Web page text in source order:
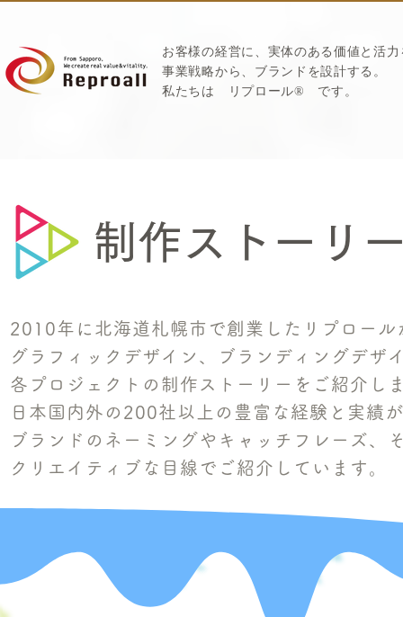
お客様の経営に、実体のある価値と活
​事業戦略から、ブランドを設計する。
私たちは
リプロール® です。
制作ストーリ
2010年に北海道札幌市で創業したリプロー
グラフィックデザイン、ブランディングデザ
各プロジェクトの​制作ストーリーをご紹介し
日本国内外の200社以上の豊富な経験と実績
ブランドのネーミングやキャッチフレーズ、
クリエイティブな目線でご紹介しています。​